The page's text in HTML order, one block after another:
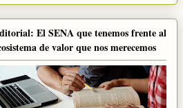
El SENA que tenemos frente al
de valor que nos merecemos